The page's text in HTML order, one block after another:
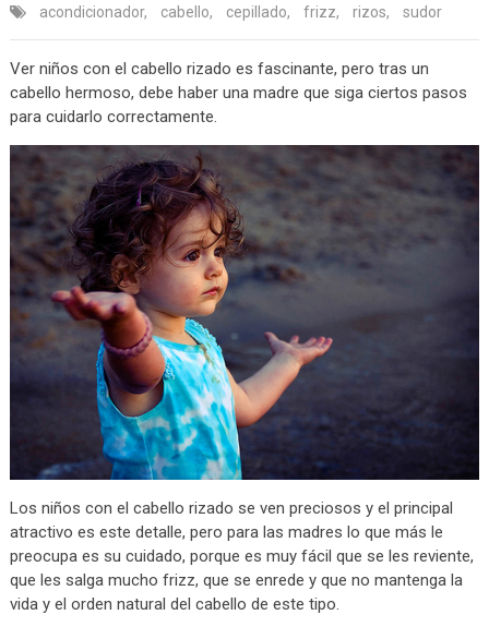
acondicionador, cabello, cepillado, frizz, rizos, sudor
Ver niños con el cabello rizado es fascinante, pero tras un
cabello hermoso, debe haber una madre que siga ciertos pasos
para cuidarlo correctamente.
Los niños con el cabello rizado se ven preciosos y el principal
atractivo es este detalle, pero para las madres lo que más le
preocupa es su cuidado, porque es muy fácil que se les reviente,
que les salga mucho frizz, que se enrede y que no mantenga la
vida y el orden natural del cabello de este tipo.